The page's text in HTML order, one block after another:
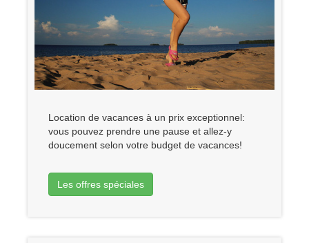
Location de vacances à un prix exceptionnel:
vous pouvez prendre une pause et allez-y
doucement selon votre budget de vacances!
Les offres spéciales